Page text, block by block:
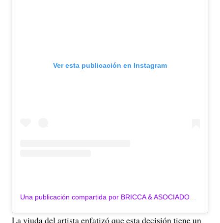
Ver esta publicación en Instagram
La viuda del artista enfatizó que esta decisión tiene un